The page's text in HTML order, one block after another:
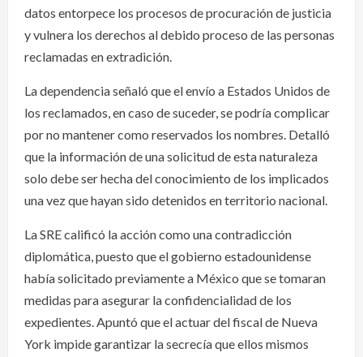
datos entorpece los procesos de procuración de justicia
y vulnera los derechos al debido proceso de las personas
reclamadas en extradición.
La dependencia señaló que el envío a Estados Unidos de
los reclamados, en caso de suceder, se podría complicar
por no mantener como reservados los nombres. Detalló
que la información de una solicitud de esta naturaleza
solo debe ser hecha del conocimiento de los implicados
una vez que hayan sido detenidos en territorio nacional.
La SRE calificó la acción como una contradicción
diplomática, puesto que el gobierno estadounidense
había solicitado previamente a México que se tomaran
medidas para asegurar la confidencialidad de los
expedientes. Apuntó que el actuar del fiscal de Nueva
York impide garantizar la secrecía que ellos mismos